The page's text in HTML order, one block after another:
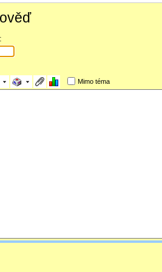
- doprat klid, zbytecne nestresovat,
(pouzivame 1:1 Roboran + Plastin).
Mimo téma